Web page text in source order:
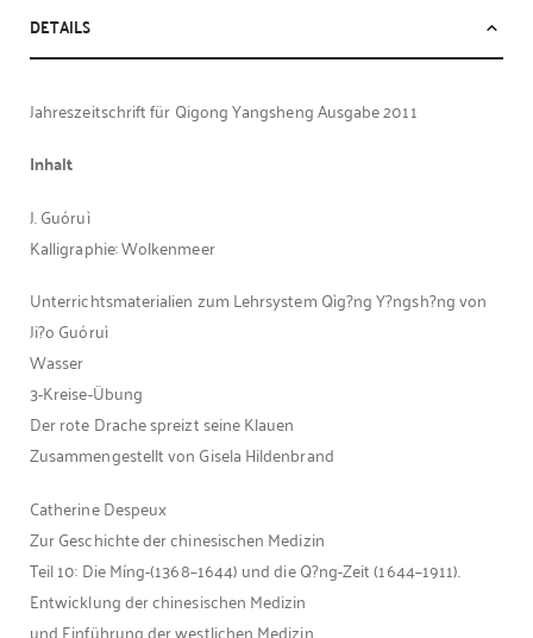
DETAILS
Jahreszeitschrift für Qigong Yangsheng Ausgabe 2011
Inhalt
J. Guóruì
Kalligraphie: Wolkenmeer
Unterrichtsmaterialien zum Lehrsystem Qìg?ng Y?ngsh?ng von
Ji?o Guóruì
Wasser
3-Kreise-Übung
Der rote Drache spreizt seine Klauen
Zusammengestellt von Gisela Hildenbrand
Catherine Despeux
Zur Geschichte der chinesischen Medizin
Teil 10: Die Míng-(1368–1644) und die Q?ng-Zeit (1644–1911).
Entwicklung der chinesischen Medizin
und Einführung der westlichen Medizin